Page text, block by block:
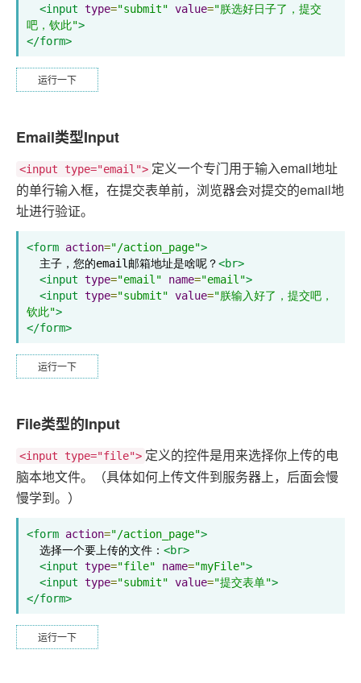
<input type="submit" value="朕选好日子了，提交
吧，钦此">
</form>
运行一下
Email类型Input
<input type="email"> 定义一个专门用于输入email地址
的单行输入框，在提交表单前，浏览器会对提交的email地
址进行验证。
<form action="/action_page">
  主子，您的email邮箱地址是啥呢？
<br>
<input type="email" name="email">
<input type="submit" value="朕输入好了，提交吧，
钦此">
</form>
运行一下
File类型的Input
<input type="file"> 定义的控件是用来选择你上传的电
脑本地文件。（具体如何上传文件到服务器上，后面会慢
慢学到。）
<form action="/action_page">
  选择一个要上传的文件：
<br>
<input type="file" name="myFile">
<input type="submit" value="提交表单">
</form>
运行一下